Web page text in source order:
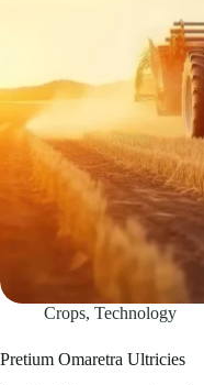
Crops, Technology
Pretium Omaretra Ultricies